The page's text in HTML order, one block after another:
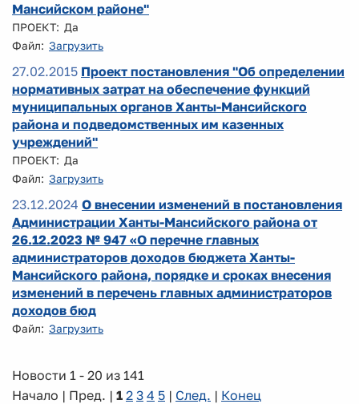
Мансийском районе"
ПРОЕКТ: Да
Файл: Загрузить
27.02.2015 Проект постановления "Об определении
нормативных затрат на обеспечение функций
муниципальных органов Ханты-Мансийского
района и подведомственных им казенных
учреждений"
ПРОЕКТ: Да
Файл: Загрузить
23.12.2024 О внесении изменений в постановления
Администрации Ханты-Мансийского района от
26.12.2023 № 947 «О перечне главных
администраторов доходов бюджета Ханты-
Мансийского района, порядке и сроках внесения
изменений в перечень главных администраторов
доходов бюд
Файл: Загрузить
Новости 1 - 20 из 141
Начало | Пред. | 1 2 3 4 5 | След. | Конец